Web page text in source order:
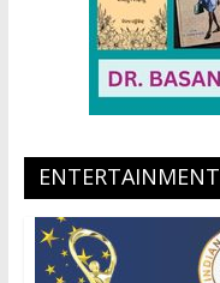
ENTERTAINMENT